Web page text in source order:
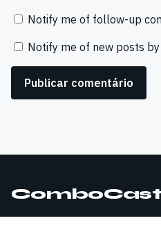
Notify me of follow-up
Notify me of new posts by